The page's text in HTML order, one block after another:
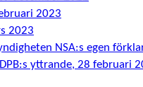
2023
2023
NSA:s egen
yttrande, 28 februari